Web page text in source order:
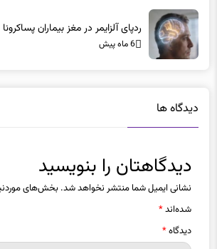
ردپای آلزایمر در مغز بیماران پساکرونا
6 ماه پیش
دیدگاه ها
دیدگاهتان را بنویسید
نشانی ایمیل شما منتشر نخواهد شد. بخش‌های
شده‌اند*
دیدگاه*